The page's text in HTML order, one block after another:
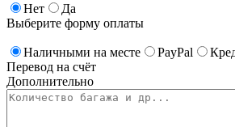
Нет
Да
Выберите форму оплаты
Наличными на месте PayPal
Перевод на счёт
Дополнительно